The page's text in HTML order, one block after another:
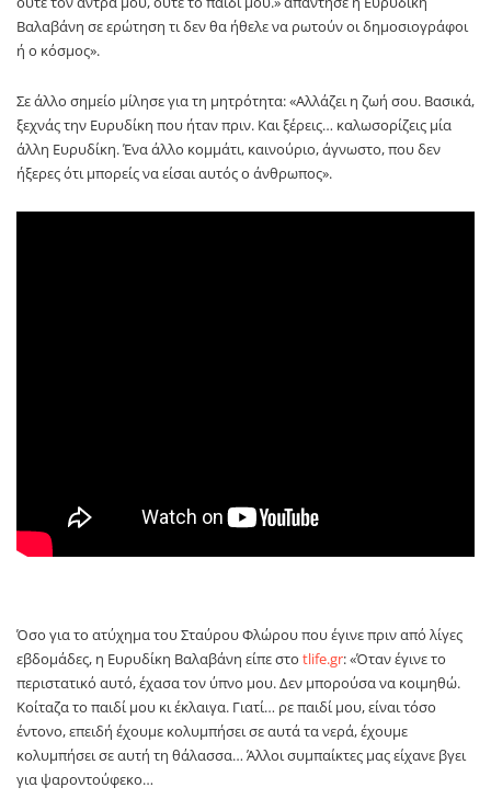
Βαλαβάνη σε ερώτηση τι δεν θα ήθελε να ρωτούν οι δημοσιογράφοι
ή ο κόσμος».
Σε άλλο σημείο μίλησε για τη μητρότητα: «Αλλάζει η ζωή σου. Βασικά,
ξεχνάς την Ευρυδίκη που ήταν πριν. Και ξέρεις… καλωσορίζεις μία
άλλη Ευρυδίκη. Ένα άλλο κομμάτι, καινούριο, άγνωστο, που δεν
ήξερες ότι μπορείς να είσαι αυτός ο άνθρωπος».
Όσο για το ατύχημα του Σταύρου Φλώρου που έγινε πριν από λίγες
εβδομάδες, η Ευρυδίκη Βαλαβάνη είπε στο tlife.gr: «Όταν έγινε το
περιστατικό αυτό, έχασα τον ύπνο μου. Δεν μπορούσα να κοιμηθώ.
Κοίταζα το παιδί μου κι έκλαιγα. Γιατί… ρε παιδί μου, είναι τόσο
έντονο, επειδή έχουμε κολυμπήσει σε αυτά τα νερά, έχουμε
κολυμπήσει σε αυτή τη θάλασσα… Άλλοι συμπαίκτες μας είχανε βγει
για ψαροντούφεκο…